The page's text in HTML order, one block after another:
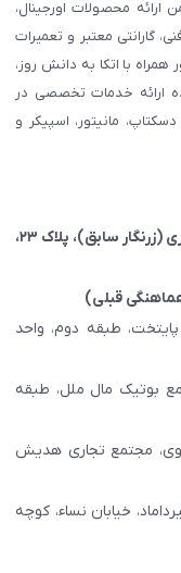
ارائه محصولات اورجینال،
معتبر و تعمیرات
همراه با اتکا به دانش روز،
ارائه خدمات تخصصی در
مانیتور، اسپیکر و
(زرنگار سابق)
، پلاک ۲۳،
پایتخت، طبقه دوم، واحد
بوتیک مال ملل، طبقه
مجتمع تجاری هدیش
خیابان نساء، کوچه